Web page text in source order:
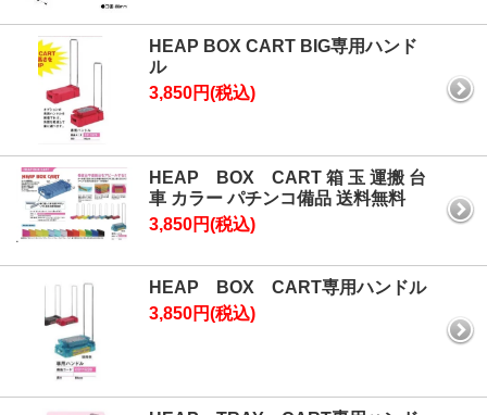
HEAP BOX CART BIG専用ハンド
ル
3,850円(税込)
HEAP BOX CART 箱 玉 運搬 台
車 カラー パチンコ備品 送料無料
3,850円(税込)
HEAP BOX CART専用ハンドル
3,850円(税込)